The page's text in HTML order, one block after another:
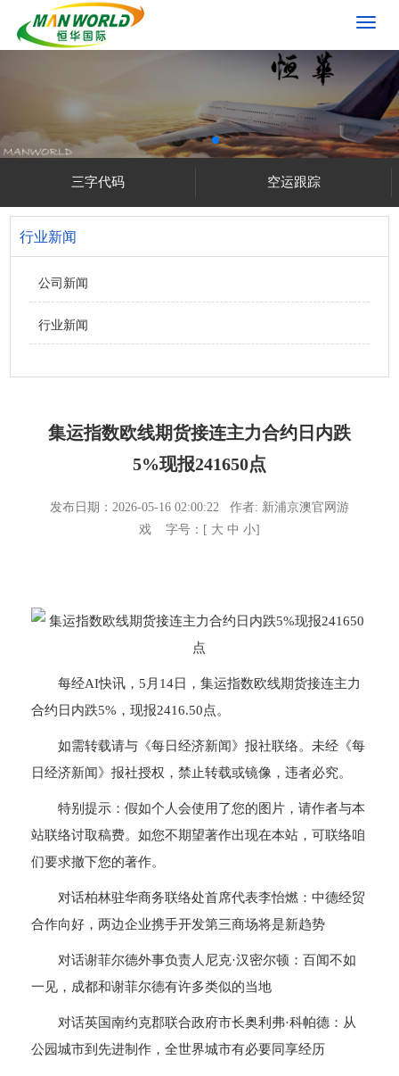
切
航
三字代码 空运跟踪
行业新闻
公司新闻
行业新闻
集运指数欧线期货接连主力合约日内跌
5%现报241650点
发布日期：2026-05-16 02:00:22 作者: 新浦京澳官网游
戏字号：[ 大 中 小]
每经AI快讯，5月14日，集运指数欧线期货接连主力
合约日内跌5%，现报2416.50点。
如需转载请与《每日经济新闻》报社联络。未经《每
日经济新闻》报社授权，禁止转载或镜像，违者必究。
特别提示：假如个人会使用了您的图片，请作者与本
站联络讨取稿费。如您不期望著作出现在本站，可联络咱
们要求撤下您的著作。
对话柏林驻华商务联络处首席代表李怡燃：中德经贸
合作向好，两边企业携手开发第三商场将是新趋势
对话谢菲尔德外事负责人尼克·汉密尔顿：百闻不如
一见，成都和谢菲尔德有许多类似的当地
对话英国南约克郡联合政府市长奥利弗·科帕德：从
公园城市到先进制作，全世界城市有必要同享经历